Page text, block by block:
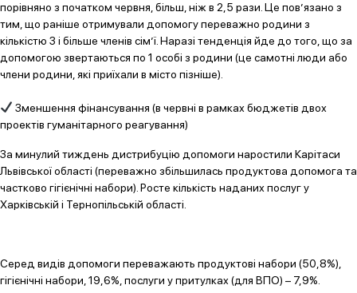
порівняно з початком червня, більш, ніж в 2,5 рази. Це пов’язано з
тим, що раніше отримували допомогу переважно родини з
кількістю 3 і більше членів сім’ї. Наразі тенденція йде до того, що за
допомогою звертаються по 1 особі з родини (це самотні люди або
члени родини, які приїхали в місто пізніше).
Зменшення фінансування (в червні в рамках бюджетів двох
проектів гуманітарного реагування)
За минулий тиждень дистрибуцію допомоги наростили Карітаси
Львівської області (переважно збільшилась продуктова допомога та
частково гігієнічні набори). Росте кількість наданих послуг у
Харківській і Тернопільській області.
Серед видів допомоги переважають продуктові набори (50,8%),
гігієнічні набори, 19,6%, послуги у притулках (для ВПО) – 7,9%.